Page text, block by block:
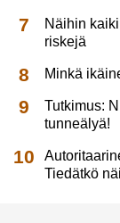
Näihin
riskejä
Minkä
Tutkimus:
tunneälyä!
Tiedätkö